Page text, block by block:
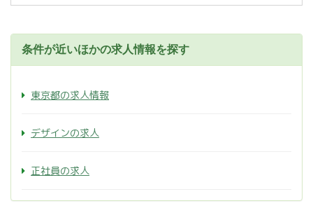
条件が近いほかの求人情報を探す
東京都の求人情報
デザインの求人
正社員の求人